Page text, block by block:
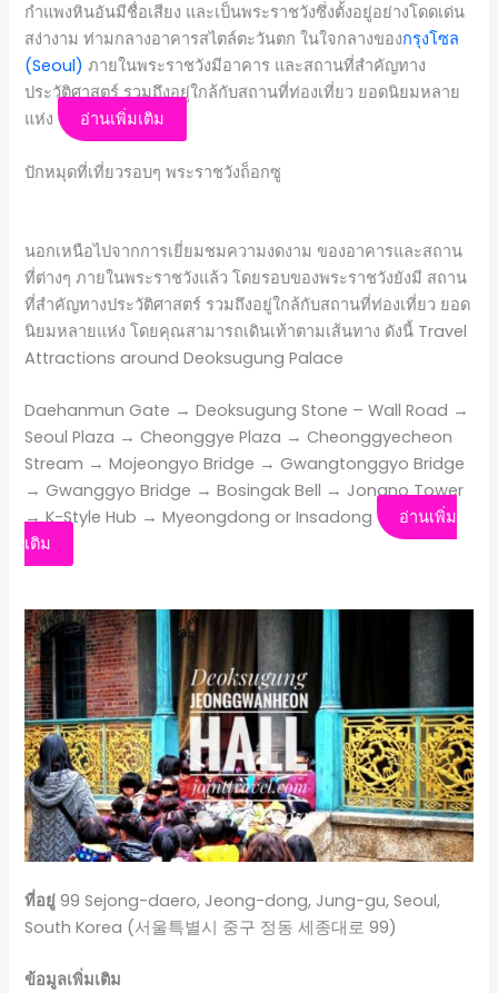
กำแพงหินอันมีชื่อเสียง และเป็นพระราชวังซึ่งตั้งอยู่อย่างโดดเด่น
สง่างาม ท่ามกลางอาคารสไตล์ตะวันตก ในใจกลางของกรุงโซล
(Seoul) ภายในพระราชวังมีอาคาร และสถานที่สำคัญทาง
ประวัติศาสตร์ รวมถึงอยู่ใกล้กับสถานที่ท่องเที่ยว ยอดนิยมหลาย
แห่ง
อ่านเพิ่มเติม
ปักหมุดที่เที่ยวรอบๆ พระราชวังถ็อกซู
นอกเหนือไปจากการเยี่ยมชมความงดงาม ของอาคารและสถาน
ที่ต่างๆ ภายในพระราชวังแล้ว โดยรอบของพระราชวังยังมี สถาน
ที่สำคัญทางประวัติศาสตร์ รวมถึงอยู่ใกล้กับสถานที่ท่องเที่ยว ยอด
นิยมหลายแห่ง โดยคุณสามารถเดินเท้าตามเส้นทาง ดังนี้ Travel
Attractions around Deoksugung Palace
Daehanmun Gate → Deoksugung Stone – Wall Road →
Seoul Plaza → Cheonggye Plaza → Cheonggyecheon
Stream → Mojeongyo Bridge → Gwangtonggyo Bridge
→ Gwanggyo Bridge → Bosingak Bell → Jongno Tower
→ K-Style Hub → Myeongdong or Insadong
อ่านเพิ่ม
เติม
ที่อยู่ 99 Sejong-daero, Jeong-dong, Jung-gu, Seoul,
South Korea (서울특별시 중구 정동 세종대로 99)
ข้อมูลเพิ่มเติม